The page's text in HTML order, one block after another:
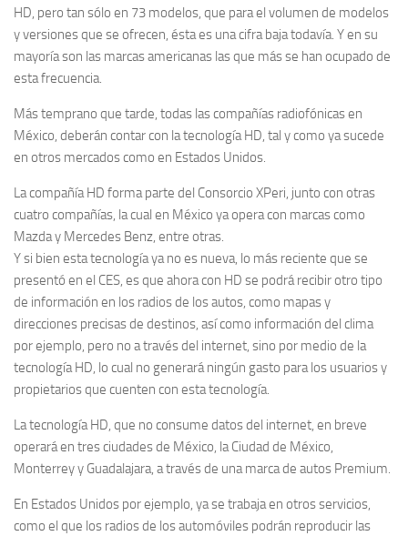
HD, pero tan sólo en 73 modelos, que para el volumen de modelos
y versiones que se ofrecen, ésta es una cifra baja todavía. Y en su
mayoría son las marcas americanas las que más se han ocupado de
esta frecuencia.
Más temprano que tarde, todas las compañías radiofónicas en
México, deberán contar con la tecnología HD, tal y como ya sucede
en otros mercados como en Estados Unidos.
La compañía HD forma parte del Consorcio XPeri, junto con otras
cuatro compañías, la cual en México ya opera con marcas como
Mazda y Mercedes Benz, entre otras.
Y si bien esta tecnología ya no es nueva, lo más reciente que se
presentó en el CES, es que ahora con HD se podrá recibir otro tipo
de información en los radios de los autos, como mapas y
direcciones precisas de destinos, así como información del clima
por ejemplo, pero no a través del internet, sino por medio de la
tecnología HD, lo cual no generará ningún gasto para los usuarios y
propietarios que cuenten con esta tecnología.
La tecnología HD, que no consume datos del internet, en breve
operará en tres ciudades de México, la Ciudad de México,
Monterrey y Guadalajara, a través de una marca de autos Premium.
En Estados Unidos por ejemplo, ya se trabaja en otros servicios,
como el que los radios de los automóviles podrán reproducir las